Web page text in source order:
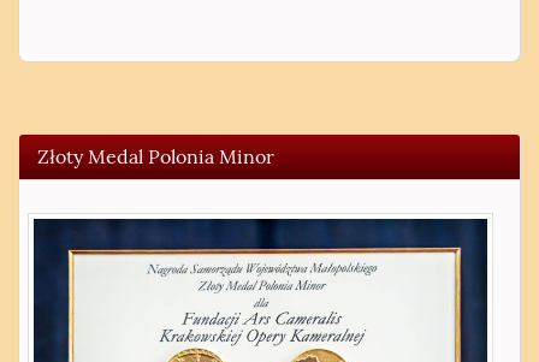
Złoty Medal Polonia Minor